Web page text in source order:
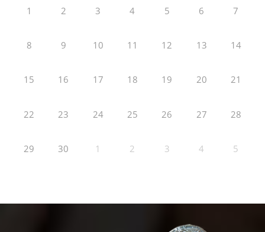
1 2 3 4 5 6 7
8 9 10 11 12 13 14
15 16 17 18 19 20 21
22 23 24 25 26 27 28
29 30 1 2 3 4 5